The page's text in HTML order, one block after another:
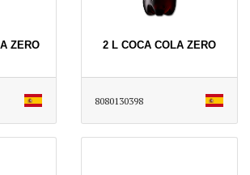
ZERO 2 L COCA COLA ZERO
8080130398